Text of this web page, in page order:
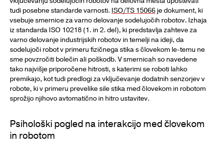
tudi posebne standarde varnosti. ISO/TS 15066 je dokument, ki
vsebuje smernice za varno delovanje sodelujočih robotov. Izhaja
iz standarda ISO 10218 (1. in 2. del), ki predstavlja zahteve za
varno delovanje industrijskih robotov in temelji na ideji, da
sodelujoči robot v primeru fizičnega stika s človekom le-temu ne
sme povzročiti bolečin ali poškodb. V smernicah so navedene
tako najvišje priporočene hitrosti, s katerimi se roboti lahko
premikajo, kot tudi predlogi za vključevanje dodatnih senzorjev v
robote, ki v primeru prevelike sile stika med človekom in robotom
sprožijo njihovo avtomatično in hitro ustavitev.
Psihološki pogled na interakcijo med človekom
in robotom